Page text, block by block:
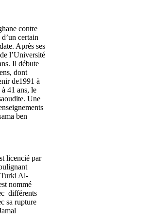
contre
certain
Après ses
l’Université
Il débute
dont
de1991 à
41 ans, le
Une
ben
licencié par
Al-
nommé
différents
sa rupture